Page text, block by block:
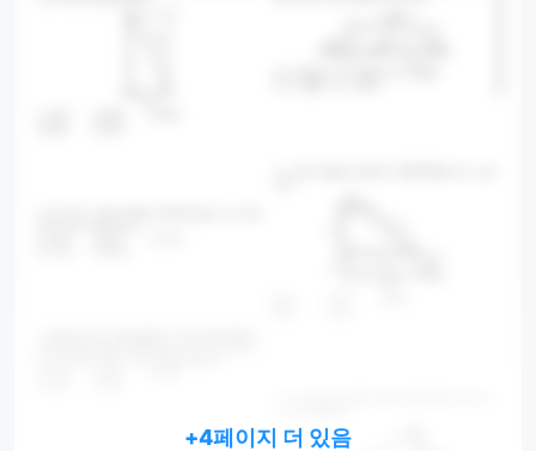
+4페이지 더 있음